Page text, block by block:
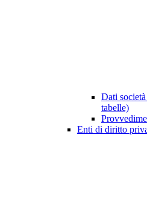
Dati
tabelle)
Enti di diritto